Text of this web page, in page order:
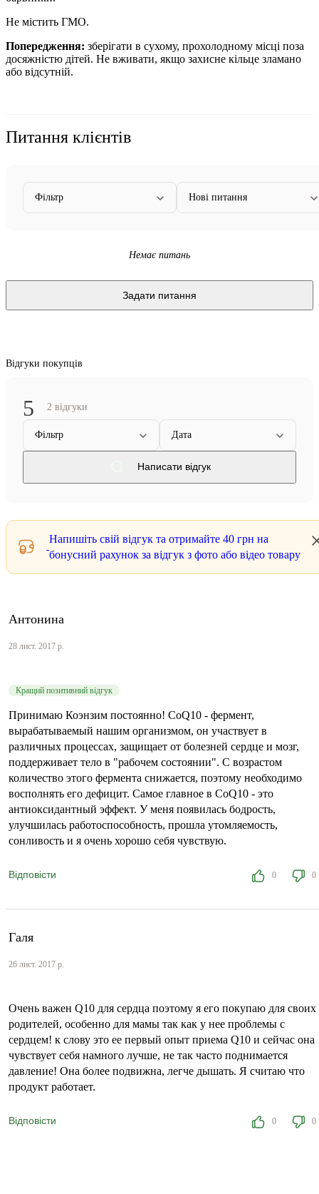
Не містить ГМО.
Попередження: зберігати в сухому, прохолодному місці поза
досяжністю дітей. Не вживати, якщо захисне кільце зламано
або відсутній.
Питання клієнтів
Фільтр Нові питання
Немає питань
Задати питання
Відгуки покупців
5 2 відгуки
Фільтр Дата
Написати відгук
Напишіть свій відгук та отримайте 40 грн на
бонусний рахунок за відгук з фото або відео товару
Антонина
28 лист. 2017 р.
Кращий позитивний відгук
Принимаю Коэнзим постоянно! CoQ10 - фермент,
вырабатываемый нашим организмом, он участвует в
различных процессах, защищает от болезней сердце и мозг,
поддерживает тело в "рабочем состоянии". С возрастом
количество этого фермента снижается, поэтому необходимо
восполнять его дефицит. Самое главное в CoQ10 - это
антиоксидантный эффект. У меня появилась бодрость,
улучшилась работоспособность, прошла утомляемость,
сонливость и я очень хорошо себя чувствую.
Відповісти 0 0
Галя
26 лист. 2017 р.
Очень важен Q10 для сердца поэтому я его покупаю для своих
родителей, особенно для мамы так как у нее проблемы с
сердцем! к слову это ее первый опыт приема Q10 и сейчас она
чувствует себя намного лучше, не так часто поднимается
давление! Она более подвижна, легче дышать. Я считаю что
продукт работает.
Відповісти 0 0